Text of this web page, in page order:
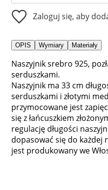
Zaloguj się, aby
OPIS Wymiary Materiały
Naszyjnik srebro 925,
serduszkami.
Naszyjnik ma 33 cm
serduszkami i złotymi
przymocowane jest
się z łańcuszkiem
regulację długości
dopasować się do każdej
jest produkowany we